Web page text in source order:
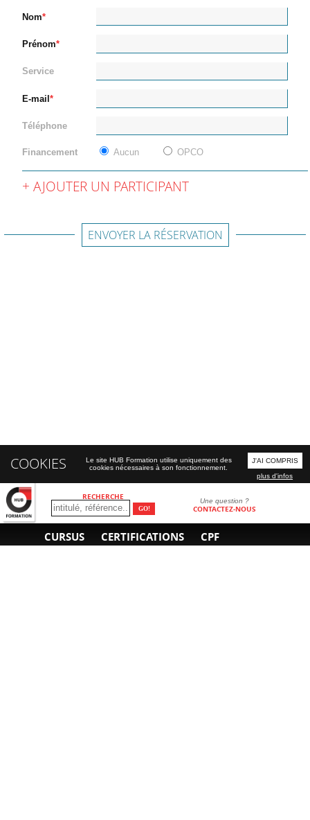
RECHERCHE Une question ?
CONTACTEZ-NOUS
CURSUS CERTIFICATIONS CPF
Nom
Prénom
Service
E-mail
Téléphone
Financement Aucun OPCO
AJOUTER UN PARTICIPANT
ENVOYER LA RÉSERVATION
COOKIES
Le site HUB Formation utilise uniquement des
cookies nécessaires à son fonctionnement.
J'AI COMPRIS
plus d'infos